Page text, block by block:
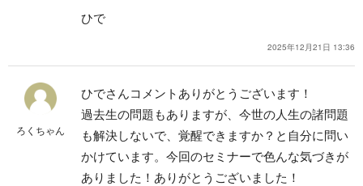
ひで
2025年12月21日 13:36
ろくちゃん
ひでさんコメントありがとうございます！
過去生の問題もありますが、今世の人生の諸問題
も解決しないで、覚醒できますか？と自分に問い
かけています。今回のセミナーで色んな気づきが
ありました！ありがとうございました！